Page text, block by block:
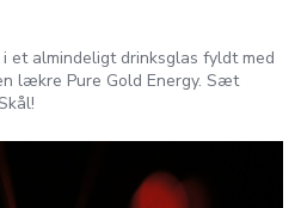
et almindeligt drinksglas fyldt med
lækre Pure Gold Energy. Sæt